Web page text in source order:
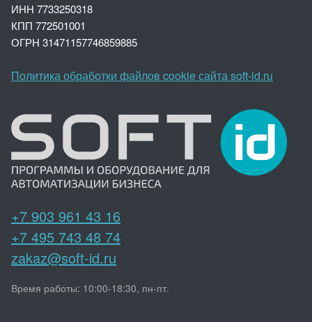
ИНН 7733250318
КПП 772501001
ОГРН 31471157746859885
Политика обработки файлов cookie сайта soft-id.ru
+7 903 961 43 16
+7 495 743 48 74
zakaz@soft-id.ru
Время работы: 10:00-18:30, пн-пт.